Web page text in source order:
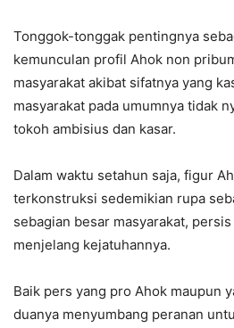
Tonggok-tonggak pentingnya
kemunculan profil Ahok non
masyarakat akibat sifatnya yang
masyarakat pada umumnya tidak
tokoh ambisius dan kasar.
Dalam waktu setahun saja, figur
terkonstruksi sedemikian rupa
sebagian besar masyarakat,
menjelang kejatuhannya.
Baik pers yang pro Ahok maupun
duanya menyumbang peranan